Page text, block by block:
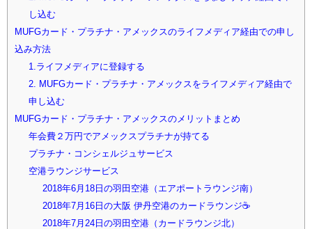
し込む
MUFGカード・プラチナ・アメックスのライフメディア経由での申し
込み方法
1.ライフメディアに登録する
2. MUFGカード・プラチナ・アメックスをライフメディア経由で
申し込む
MUFGカード・プラチナ・アメックスのメリットまとめ
年会費２万円でアメックスプラチナが持てる
プラチナ・コンシェルジュサービス
空港ラウンジサービス
2018年6月18日の羽田空港（エアポートラウンジ南）
2018年7月16日の大阪 伊丹空港のカードラウンジ☕
2018年7月24日の羽田空港（カードラウンジ北）